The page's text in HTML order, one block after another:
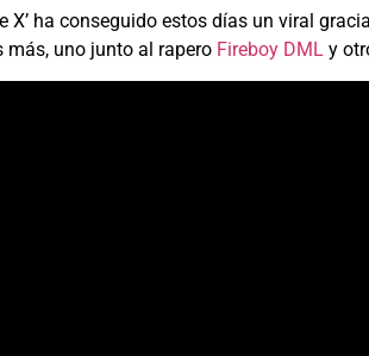
X’ ha conseguido estos días un viral
más, uno junto al rapero Fireboy DML y